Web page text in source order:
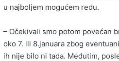
u najboljem mogućem redu.
– Očekivali smo potom povećan
oko 7. ili 8.januara zbog
ih nije bilo ni tada. Međutim,